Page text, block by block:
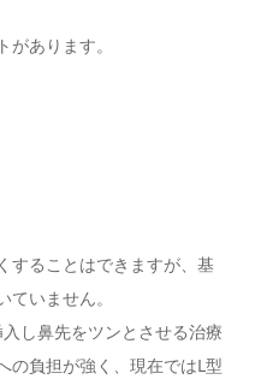
あります。
することはできますが、基
いません。
し鼻先をツンとさせる治療
の負担が強く、現在ではL型